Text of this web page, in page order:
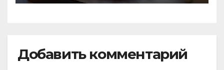
Добавить комментарий